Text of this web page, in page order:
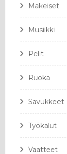
Makeiset
Musiikki
Pelit
Ruoka
Savukkeet
Työkalut
Vaatteet